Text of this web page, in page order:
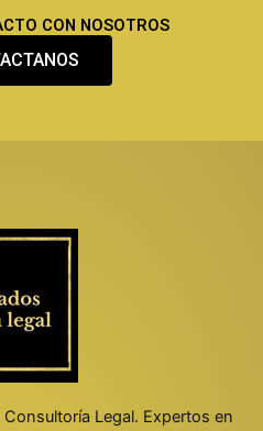
CON NOSOTROS
Legal. Expertos en